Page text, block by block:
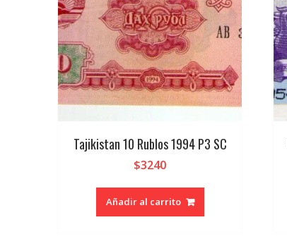
Tajikistan 10 Rublos 1994 P3 SC
$3240
Añadir al carrito